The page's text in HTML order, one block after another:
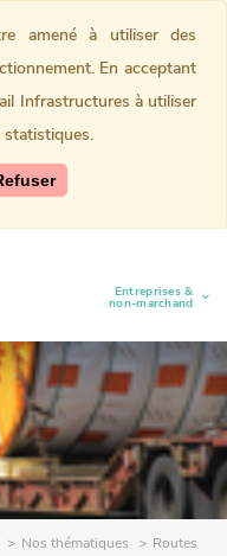
Entreprises &
non-marchand
(current)
Nos thématiques
Routes
amené à utiliser des
En acceptant
Infrastructures à utiliser
statistiques.